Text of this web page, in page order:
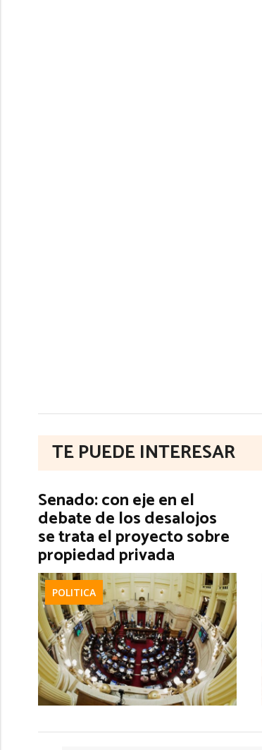
TE PUEDE INTERESAR
Senado: con eje en el
debate de los desalojos
se trata el proyecto sobre
propiedad privada
POLITICA